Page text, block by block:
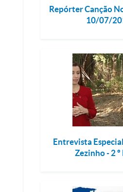
Repórter Canção
10/07/
Entrevista
Zezinho - 2